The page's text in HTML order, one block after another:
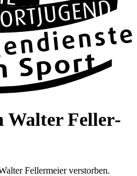
Wal­ter Fel­ler­
Fel­ler­meier ver­stor­ben.